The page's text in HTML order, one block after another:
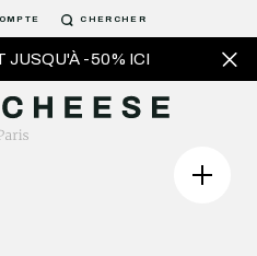
JUSQU'À -50% ICI
CHERCHER